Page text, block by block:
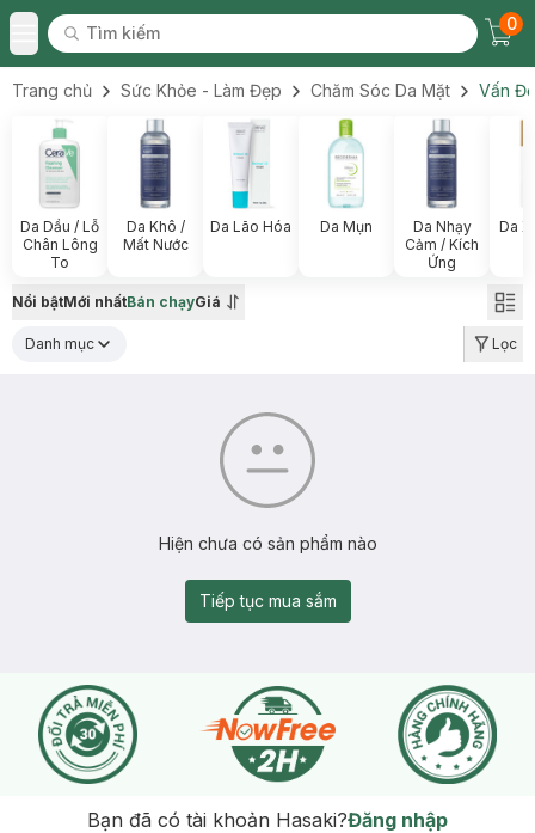
Toggle Menu
Tìm kiếm
Tìm kiếm
0
Trang chủ Sức Khỏe - Làm Đẹp Chăm Sóc Da Mặt Vấn
Da Dầu / Lỗ
Chân Lông
To
Da Khô /
Mất Nước
Da Lão Hóa Da Mụn
Da Nhạy
Cảm / Kích
Ứng
Da
Nổi bậtMới nhấtBán chạyGiá
Danh mục Lọc
Hiện chưa có sản phẩm nào
Tiếp tục mua sắm
Bạn đã có tài khoản Hasaki?Đăng nhập